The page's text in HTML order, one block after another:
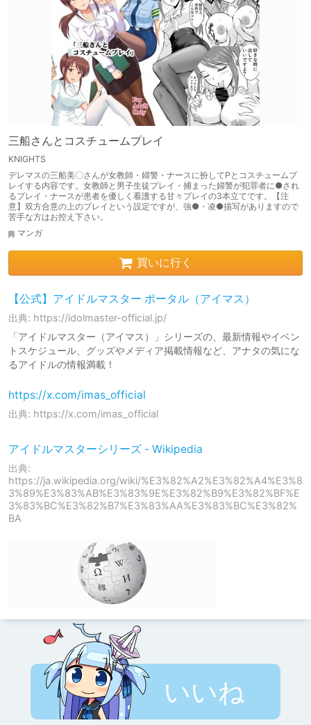
三船さんとコスチュームプレイ
KNIGHTS
デレマスの三船美〇さんが女教師・婦警・ナースに扮してPとコスチュームプ
レイする内容です。女教師と男子生徒プレイ・捕まった婦警が犯罪者に●され
るプレイ・ナースが患者を優しく看護する甘々プレイの3本立てです。【注
意】双方合意の上のプレイという設定ですが、強●・凌●描写がありますので
苦手な方はお控え下さい。
マンガ
買いに行く
【公式】アイドルマスター ポータル（アイマス）
出典: https://idolmaster-official.jp/
「アイドルマスター（アイマス）」シリーズの、最新情報やイベン
トスケジュール、グッズやメディア掲載情報など、アナタの気にな
るアイドルの情報満載！
https://x.com/imas_official
出典: https://x.com/imas_official
アイドルマスターシリーズ - Wikipedia
出典:
https://ja.wikipedia.org/wiki/%E3%82%A2%E3%82%A4%E3%8
3%89%E3%83%AB%E3%83%9E%E3%82%B9%E3%82%BF%E
3%83%BC%E3%82%B7%E3%83%AA%E3%83%BC%E3%82%
BA
いいね